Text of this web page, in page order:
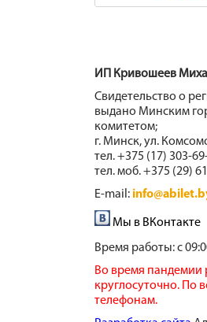
ИП Кривошеев
Свидетельство о
выдано Минским
комитетом;
г. Минск, ул.
тел. +375 (17) 303-
тел. моб. +375 (29)
E-mail:
Мы в ВКонтакте
Время работы:с
Во время пандемии
круглосуточно. По
телефонам.